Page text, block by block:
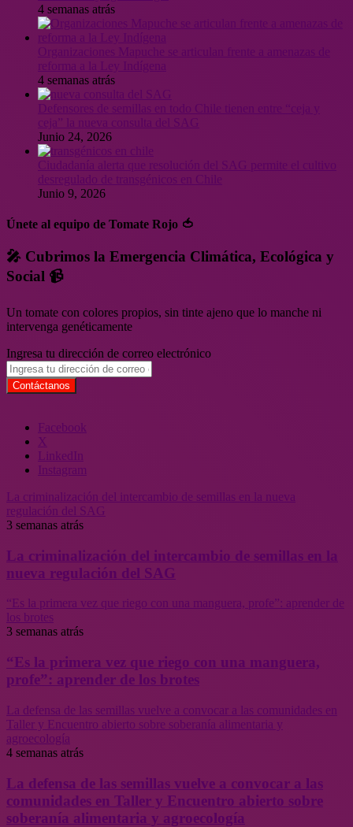
4 semanas atrás
Organizaciones Mapuche se articulan frente a amenazas de
4 semanas atrás
Junio 24, 2026
Ciudadanía alerta que resolución del SAG permite el cultivo
desregulado de transgénicos en Chile
Junio 9, 2026
Únete al equipo de Tomate Rojo 🍅
🎤 Cubrimos la Emergencia Climática, Ecológica y
Social 📹
Un tomate con colores propios, sin tinte ajeno que lo manche ni
intervenga genéticamente
Ingresa tu dirección de correo electrónico
Facebook
X
LinkedIn
Instagram
La criminalización del intercambio de semillas en la nueva
regulación del SAG
3 semanas atrás
La criminalización del intercambio de semillas en la
nueva regulación del SAG
“Es la primera vez que riego con una manguera, profe”: aprender de
los brotes
3 semanas atrás
“Es la primera vez que riego con una manguera,
profe”: aprender de los brotes
La defensa de las semillas vuelve a convocar a las comunidades en
Taller y Encuentro abierto sobre soberanía alimentaria y
agroecología
4 semanas atrás
La defensa de las semillas vuelve a convocar a las
comunidades en Taller y Encuentro abierto sobre
soberanía alimentaria y agroecología